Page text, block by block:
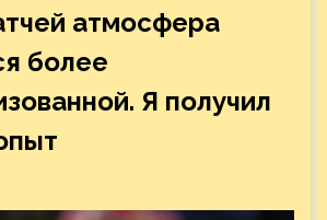
атмосфера
более
Я получил